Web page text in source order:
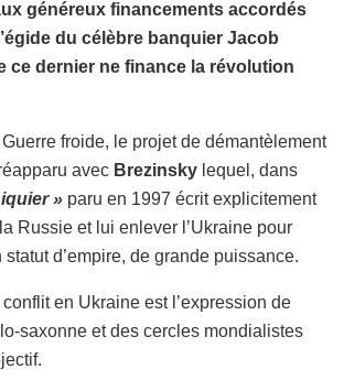
généreux financements accordés
du célèbre banquier Jacob
ce dernier ne finance la révolution
froide, le projet de démantèlement
avec Brezinsky lequel, dans
» paru en 1997 écrit explicitement
Russie et lui enlever l’Ukraine pour
statut d’empire, de grande puissance.
en Ukraine est l’expression de
saxonne et des cercles mondialistes